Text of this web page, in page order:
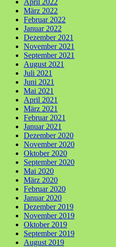
März 2022
Februar 2022
Januar 2022
Dezember 2021
November 2021
September 2021
August 2021
Juli 2021
Juni 2021
Mai 2021
April 2021
März 2021
Februar 2021
Januar 2021
Dezember 2020
November 2020
Oktober 2020
September 2020
Mai 2020
März 2020
Februar 2020
Januar 2020
Dezember 2019
November 2019
Oktober 2019
September 2019
August 2019